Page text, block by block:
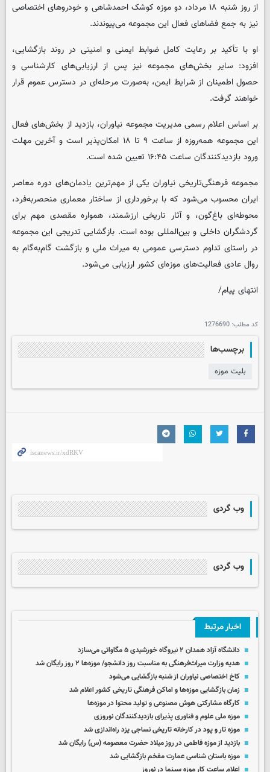
از روز شنبه ۱۸ مرداد، دو موزه کوشک احمدشاهی و خودروهای اختصاصی
نیز به جمع فضاهای فعال این مجموعه می‌پیوندند.
او با تأکید بر رعایت کامل ضوابط ایمنی و امنیتی در روند بازگشایی،
افزود: سایر بخش‌های مجموعه نیز پس از ارزیابی‌های کارشناسی و
حصول اطمینان از شرایط ایمن، به‌صورت مرحله‌ای در دسترس عموم قرار
خواهند گرفت.
بر اساس اعلام رسمی مدیریت مجموعه نیاوران، بازدید از بخش‌های فعال
این مجموعه همه‌روزه از ساعت ۹ تا ۱۸ امکان‌پذیر است و آخرین مهلت
ورود بازدیدکنندگان ساعت ۱۶:۴۵ تعیین شده است.
مجموعه فرهنگی‌تاریخی نیاوران یکی از مهم‌ترین یادمان‌های دوره معاصر
ایران محسوب می‌شود که با برخورداری از ساختار معماری منحصربه‌فرد،
محوطه‌ای باغ‌گون، و آثار تاریخی ارزشمند، همواره مقصدی مهم برای
گردشگران داخلی و بین‌المللی بوده است. بازگشایی تدریجی این مجموعه
در راستای تداوم دسترسی عمومی به میراث ملی و بازگشت گام‌به‌گام به
روال عادی فعالیت‌های موزه‌ای کشور ارزیابی می‌شود.
انتهای پیام/
کد مطلب: 1276690
برچسب‌ها
بلیت موزه
وب گردی
وب گردی
اخبار مرتبط
دانشگاه آزاد همدان ۲ نیروگاه خورشیدی ۵ مگاواتی می‌سازد
هدیه وزارت میراث‌فرهنگی به مناسبت روز دانشجو/ موزه‌ها ۲ روز رایگان شد
کاخ اختصاصی نیاوران از شنبه بازگشایی می‌شود
زمان بازگشایی موزه‌ها و اماکن فرهنگی تاریخی کشور اعلام شد
کارگاه مشارکتی هوش مصنوعی و تولید محتوا در موزه‌ها
موزه ملی علوم و فناوری پذیرای بازدیدکنندگان نوروزی
موزه تار و پود در کارخانه تاریخی نساجی یزد راه‌اندازی شد
بازدید از موزه فاطمی در روز میلاد حضرت معصومه (س) رایگان شد
موزه باستان شناسی عمارت مفخم بازگشایی شد
اعلام ساعت کار موزه سینما در نوروز